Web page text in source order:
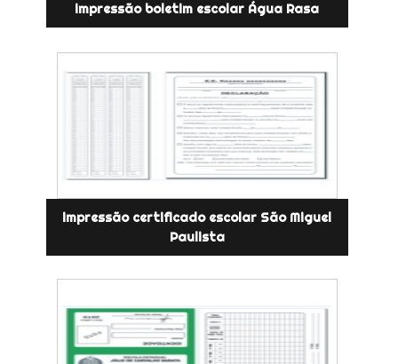
impressão boletim escolar Água Rasa
impressão certificado escolar São Miguel
Paulista